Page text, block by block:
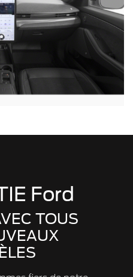
Ford
TOUS